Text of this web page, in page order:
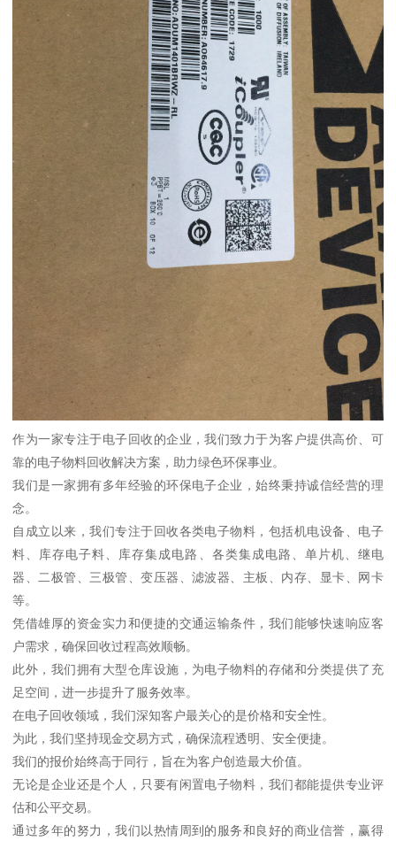
作为一家专注于电子回收的企业，我们致力于为客户提供高价、可
靠的电子物料回收解决方案，助力绿色环保事业。
我们是一家拥有多年经验的环保电子企业，始终秉持诚信经营的理
念。
自成立以来，我们专注于回收各类电子物料，包括机电设备、电子
料、库存电子料、库存集成电路、各类集成电路、单片机、继电
器、二极管、三极管、变压器、滤波器、主板、内存、显卡、网卡
等。
凭借雄厚的资金实力和便捷的交通运输条件，我们能够快速响应客
户需求，确保回收过程高效顺畅。
此外，我们拥有大型仓库设施，为电子物料的存储和分类提供了充
足空间，进一步提升了服务效率。
在电子回收领域，我们深知客户最关心的是价格和安全性。
为此，我们坚持现金交易方式，确保流程透明、安全便捷。
我们的报价始终高于同行，旨在为客户创造最大价值。
无论是企业还是个人，只要有闲置电子物料，我们都能提供专业评
估和公平交易。
通过多年的努力，我们以热情周到的服务和良好的商业信誉，赢得